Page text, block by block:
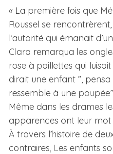
« La première fois que
Roussel se
l’autorité qui émanait
Clara remarqua les
rose à paillettes qui luisait
dirait une enfant ”,
ressemble à une
Même dans les drames
apparences ont leur mot
À travers l’histoire de
contraires, Les enfants